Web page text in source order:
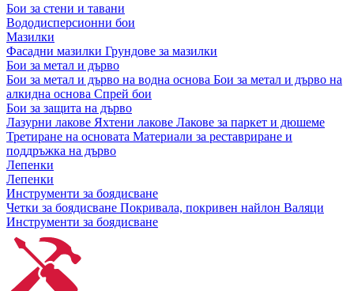
Бои за стени и тавани
Вододисперсионни бои
Мазилки
Фасадни мазилки Грундове за мазилки
Бои за метал и дърво
Бои за метал и дърво на водна основа Бои за метал и дърво на
алкидна основа Спрей бои
Бои за защита на дърво
Лазурни лакове Яхтени лакове Лакове за паркет и дюшеме
Третиране на основата Материали за реставриране и
поддръжка на дърво
Лепенки
Лепенки
Инструменти за боядисване
Четки за боядисване Покривала, покривен найлон Валяци
Инструменти за боядисване